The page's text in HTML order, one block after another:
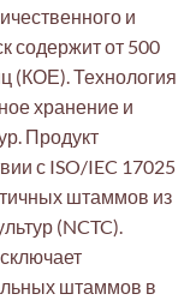
и
содержит от 500
(КОЕ). Технология
хранение и
Продукт
с ISO/IEC 17025
штаммов из
(NCTC).
штаммов в